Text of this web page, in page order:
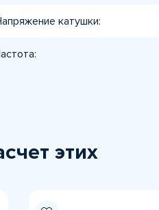
катушки:
этих